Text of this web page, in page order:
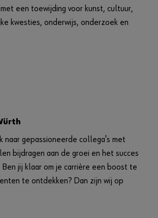
een toewijding voor kunst, cultuur,
kwesties, onderwijs, onderzoek en
naar gepassioneerde collega's met
bijdragen aan de groei en het succes
Ben jij klaar om je carrière een boost te
te ontdekken? Dan zijn wij op